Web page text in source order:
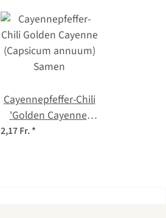
Cayennepfeffer-Chili
'Golden Cayenne'
(Capsicum annuum)
2,17 Fr.*